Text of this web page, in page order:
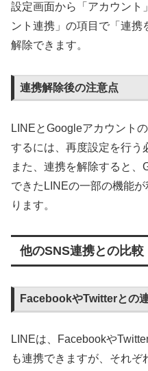
設定画面から「アカウント
ント連携」の項目で「連携
解除できます。
連携解除後の注意点
LINEとGoogleアカウント
するには、再度設定を行う
また、連携を解除すると、
できたLINEの一部の機能
ります。
他のSNS連携との比較
FacebookやTwitterとの
LINEは、Facebookや
も連携できますが、それぞ